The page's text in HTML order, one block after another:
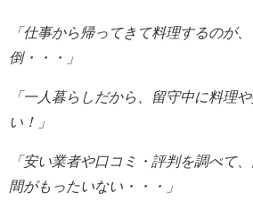
「仕事から帰ってきて料理するのが
倒・・・」
「一人暮らしだから、留守中に料理
い！」
「安い業者や口コミ・評判を調べて
間がもったいない・・・」